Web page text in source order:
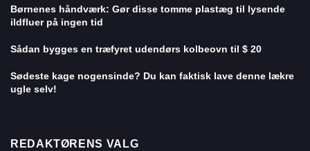
Børnenes håndværk: Gør disse tomme plastæg til lysende
ildfluer på ingen tid
Sådan bygges en træfyret udendørs kolbeovn til $ 20
Sødeste kage nogensinde? Du kan faktisk lave denne lækre
ugle selv!
REDAKTØRENS VALG